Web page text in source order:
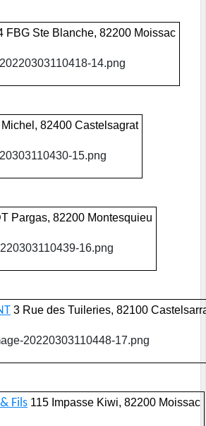
FBG Ste Blanche, 82200 Moissac
Michel, 82400 Castelsagrat
Pargas, 82200 Montesquieu
3 Rue des Tuileries, 82100
Fils 115 Impasse Kiwi, 82200 Moissac